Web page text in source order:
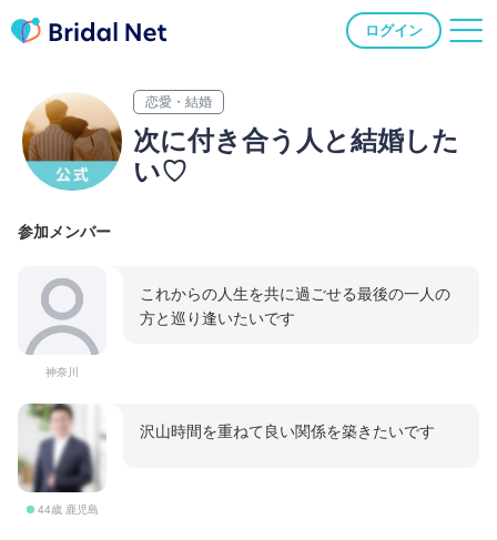
ログイン
恋愛・結婚
次に付き合う人と結婚した
い♡
参加メンバー
神奈川
これからの人生を共に過ごせる最後の一人の
方と巡り逢いたいです
44歳 鹿児島
沢山時間を重ねて良い関係を築きたいです